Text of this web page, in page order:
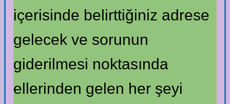
içerisinde belirttiğiniz adrese
gelecek ve sorunun
giderilmesi noktasında
ellerinden gelen her şeyi